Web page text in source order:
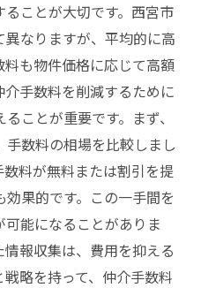
ことが大切です。西宮市
なりますが、平均的に高
も物件価格に応じて高額
手数料を削減するために
ことが重要です。まず、
数料の相場を比較しまし
料が無料または割引を提
果的です。この一手間を
能になることがありま
報収集は、費用を抑える
略を持って、仲介手数料